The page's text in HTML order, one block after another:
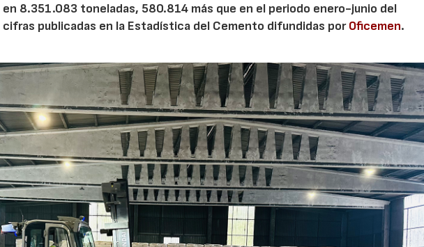
8.351.083 toneladas, 580.814 más que en el periodo enero-junio del
cifras publicadas en la Estadística del Cemento difundidas porOficemen.
28/07/2026 30/07/2026